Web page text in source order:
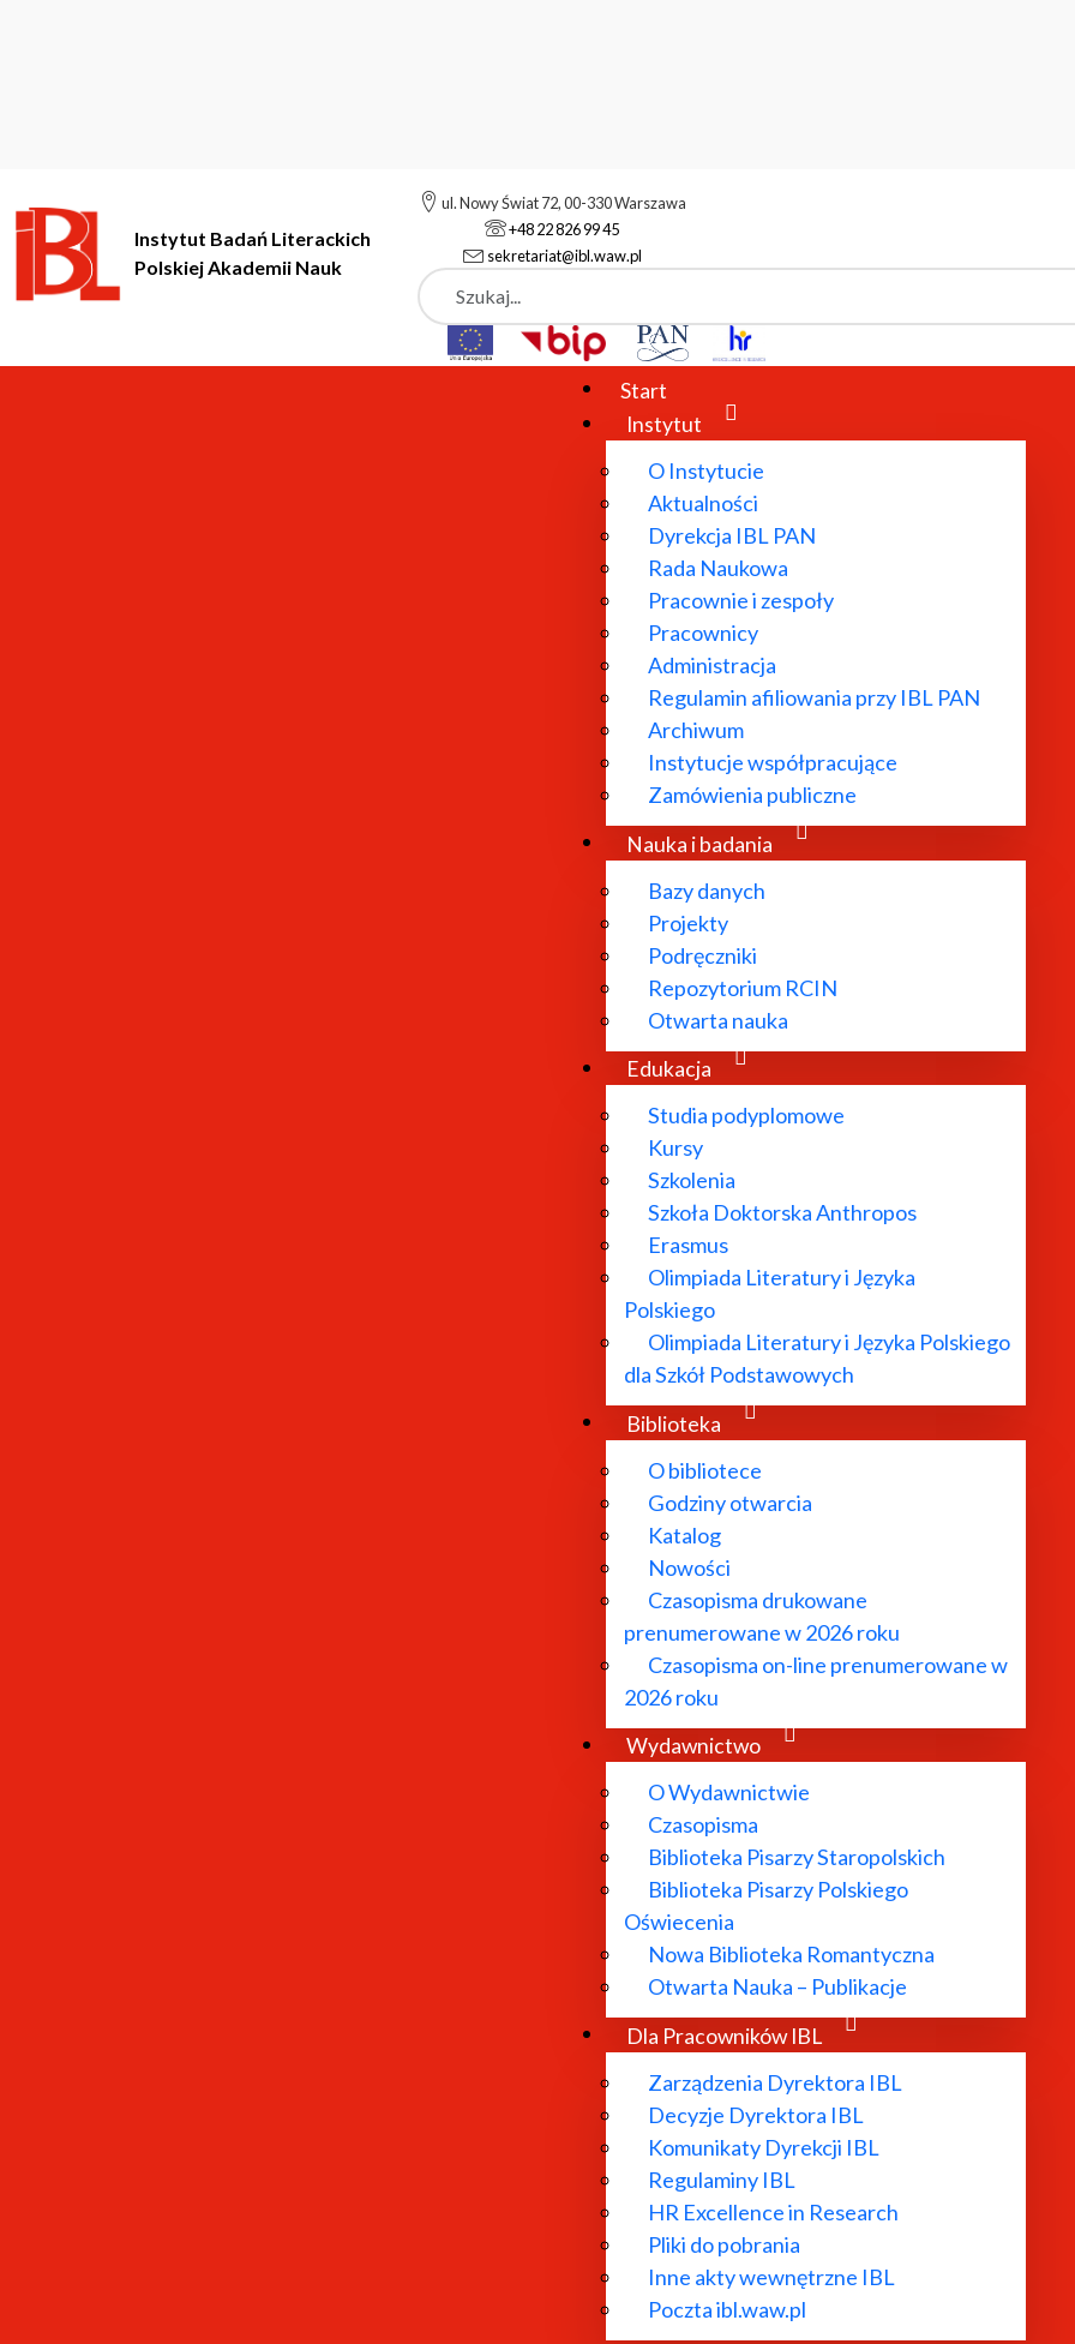
Instytut Badań Literackich
Polskiej Akademii Nauk
ul. Nowy Świat 72, 00-330 Warszawa
+48 22 826 99 45
sekretariat@ibl.waw.pl
Szukaj
Start
Instytut
O Instytucie
Aktualności
Dyrekcja IBL PAN
Rada Naukowa
Pracownie i zespoły
Pracownicy
Administracja
Regulamin afiliowania przy IBL PAN
Archiwum
Instytucje współpracujące
Zamówienia publiczne
Nauka i badania
Bazy danych
Projekty
Podręczniki
Repozytorium RCIN
Otwarta nauka
Edukacja
Studia podyplomowe
Kursy
Szkolenia
Szkoła Doktorska Anthropos
Erasmus
Olimpiada Literatury i Języka
Polskiego
Olimpiada Literatury i Języka Polskiego
dla Szkół Podstawowych
Biblioteka
O bibliotece
Godziny otwarcia
Katalog
Nowości
Czasopisma drukowane
prenumerowane w 2026 roku
Czasopisma on-line prenumerowane w
2026 roku
Wydawnictwo
O Wydawnictwie
Czasopisma
Biblioteka Pisarzy Staropolskich
Biblioteka Pisarzy Polskiego
Oświecenia
Nowa Biblioteka Romantyczna
Otwarta Nauka – Publikacje
Dla Pracowników IBL
Zarządzenia Dyrektora IBL
Decyzje Dyrektora IBL
Komunikaty Dyrekcji IBL
Regulaminy IBL
HR Excellence in Research
Pliki do pobrania
Inne akty wewnętrzne IBL
Poczta ibl.waw.pl
Instytut Badań Literackich PAN został powołany w
prowadzonych w Instytucie jest historia literatury
polskiej, a także rozbudowane prace bibliograficzne i
dokumentacyjne, leksykograficzne oraz edytorskie.